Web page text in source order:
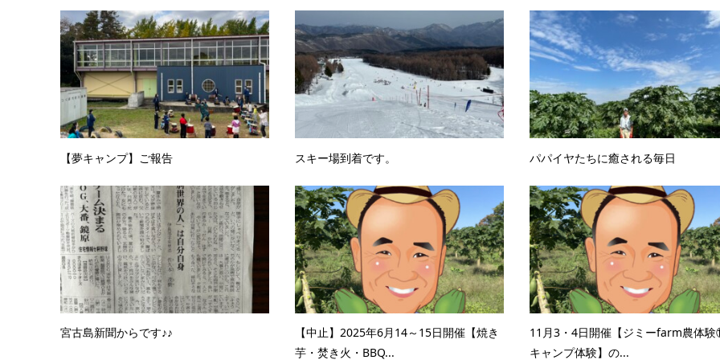
【夢キャンプ】ご報告 スキー場到着です。 パパイヤたちに癒される毎日
宮古島新聞からです♪♪
【中止】2025年6月14～15日開催【焼き
芋・焚き火・BBQ...
11月3・4日開催【ジミーfarm農体
キャンプ体験】の...